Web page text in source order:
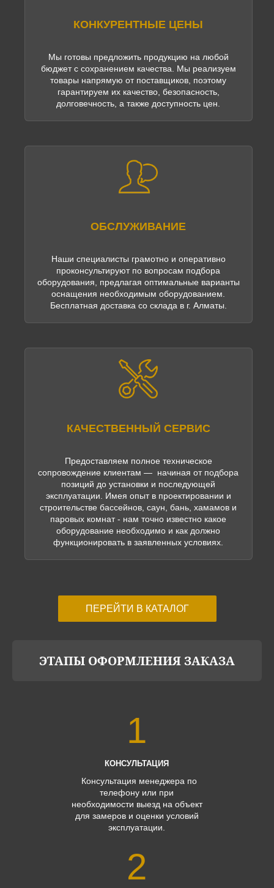
КОНКУРЕНТНЫЕ ЦЕНЫ
Мы готовы предложить продукцию на любой
бюджет с сохранением качества. Мы реализуем
товары напрямую от поставщиков, поэтому
гарантируем их качество, безопасность,
долговечность, а также доступность цен.
ОБСЛУЖИВАНИЕ
Наши специалисты грамотно и оперативно
проконсультируют по вопросам подбора
оборудования, предлагая оптимальные варианты
оснащения необходимым оборудованием.
Бесплатная доставка со склада в г. Алматы.
КАЧЕСТВЕННЫЙ СЕРВИС
Предоставляем полное техническое
сопровождение клиентам — начиная от подбора
позиций до установки и последующей
эксплуатации. Имея опыт в проектировании и
строительстве бассейнов, саун, бань, хамамов и
паровых комнат - нам точно известно какое
оборудование необходимо и как должно
функционировать в заявленных условиях.
ПЕРЕЙТИ В КАТАЛОГ
ЭТАПЫ ОФОРМЛЕНИЯ ЗАКАЗА
1
КОНСУЛЬТАЦИЯ
Консультация менеджера по
телефону или при
необходимости выезд на объект
для замеров и оценки условий
эксплуатации.
2